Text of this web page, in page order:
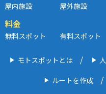
屋内施設 屋外施設
料金
無料スポット 有料スポット
モトスポットとは
ルートを作成